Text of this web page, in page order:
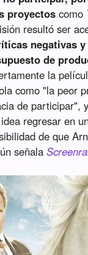
proyectos como
resultó ser
negativas
de
la
como "la peor
de participar",
regresar en
de que
señala